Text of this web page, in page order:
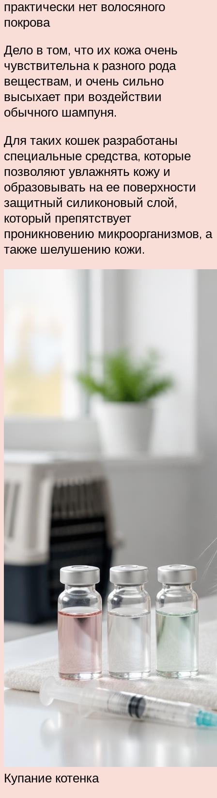
практически нет волосяного
покрова
Дело в том, что их кожа очень
чувствительна к разного рода
веществам, и очень сильно
высыхает при воздействии
обычного шампуня.
Для таких кошек разработаны
специальные средства, которые
позволяют увлажнять кожу и
образовывать на ее поверхности
защитный силиконовый слой,
который препятствует
проникновению микроорганизмов, а
также шелушению кожи.
Купание котенка